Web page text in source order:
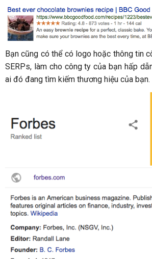
Bạn cũng có thể có logo hoặc thông tin
SERPs, làm cho công ty của bạn hấp
ai đó đang tìm kiếm thương hiệu của bạn.